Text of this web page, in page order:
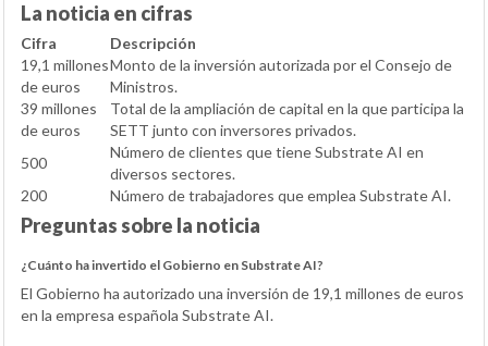
La noticia en cifras
Cifra
Descripción
19,1 millones
de euros
Monto de la inversión autorizada por el Consejo de
Ministros.
39 millones
de euros
Total de la ampliación de capital en la que participa la
SETT junto con inversores privados.
500
Número de clientes que tiene Substrate AI en
diversos sectores.
200
Número de trabajadores que emplea Substrate AI.
Preguntas sobre la noticia
¿Cuánto ha invertido el Gobierno en Substrate AI?
El Gobierno ha autorizado una inversión de 19,1 millones de euros
en la empresa española Substrate AI.